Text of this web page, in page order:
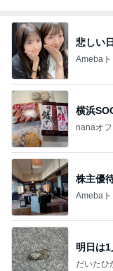
悲しい
Amebaト
横浜
nanaオ
株主優
Amebaト
明日は
だいたひ